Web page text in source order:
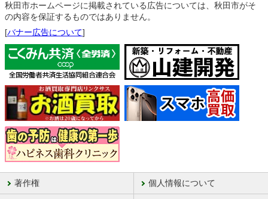
秋田市ホームページに掲載されている広告については、秋田市がそ
の内容を保証するものではありません。
[バナー広告について]
著作権 個人情報について